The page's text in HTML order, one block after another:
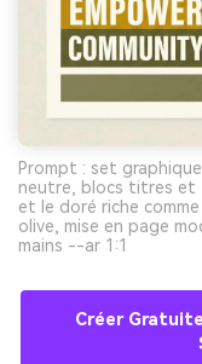
Prompt : set
neutre, blocs titres et
et le doré riche
olive, mise en page
mains --ar 1:1
Créer